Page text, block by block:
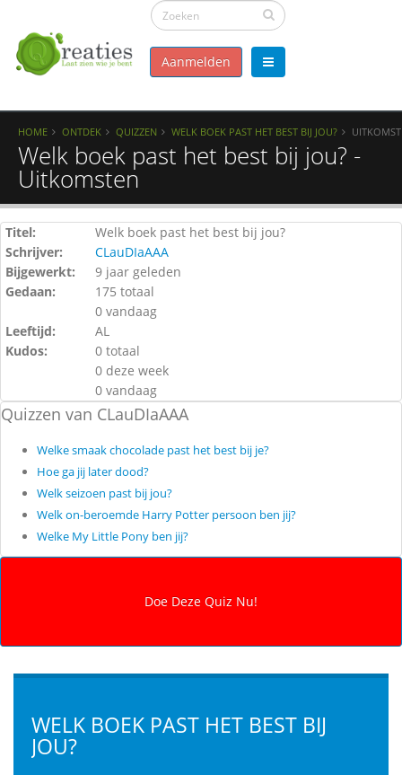
Aanmelden
HOME ONTDEK QUIZZEN WELK BOEK PAST HET BEST BIJ JOU?
Welk boek past het best bij jou? -
Uitkomsten
Titel:
Welk boek past het best bij jou?
Schrijver:
CLauDIaAAA
Bijgewerkt:
9 jaar geleden
Gedaan:
175 totaal
0 vandaag
Leeftijd:
AL
Kudos:
0 totaal
0 deze week
0 vandaag
Quizzen van CLauDIaAAA
Welke smaak chocolade past het best bij je?
Hoe ga jij later dood?
Welk seizoen past bij jou?
Welk on-beroemde Harry Potter persoon ben jij?
Welke My Little Pony ben jij?
WELK BOEK PAST HET BEST BIJ
JOU?